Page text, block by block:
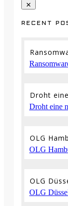
RECENT
Droht
Droht eine
OLG
OLG
OLG
OLG